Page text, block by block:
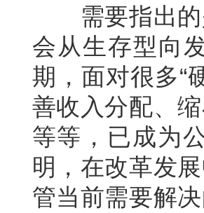
需要指出的
会从生存型向
期，面对很多“
善收入分配、
等等，已成为
明，在改革发
管当前需要解